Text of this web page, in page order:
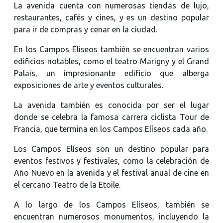
La avenida cuenta con numerosas tiendas de lujo,
restaurantes, cafés y cines, y es un destino popular
para ir de compras y cenar en la ciudad.
En los Campos Elíseos también se encuentran varios
edificios notables, como el teatro Marigny y el Grand
Palais, un impresionante edificio que alberga
exposiciones de arte y eventos culturales.
La avenida también es conocida por ser el lugar
donde se celebra la famosa carrera ciclista Tour de
Francia, que termina en los Campos Elíseos cada año.
Los Campos Elíseos son un destino popular para
eventos festivos y festivales, como la celebración de
Año Nuevo en la avenida y el festival anual de cine en
el cercano Teatro de la Etoile.
A lo largo de los Campos Elíseos, también se
encuentran numerosos monumentos, incluyendo la